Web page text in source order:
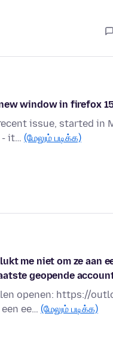
window in firefox
issue, started in
- it… (மேலும் படிக்க)
me niet om ze aan
geopende
openen: https://
ee… (மேலும் படிக்க)